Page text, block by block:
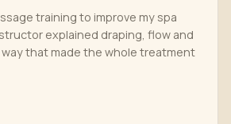
training to improve my spa
explained draping, flow and
that made the whole treatment